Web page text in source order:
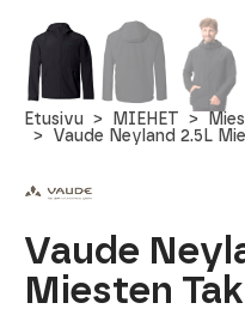
Etusivu MIEHET
Vaude Neyland 2.5L
Vaude
Miesten